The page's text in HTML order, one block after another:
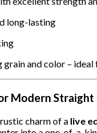
long-lasting
and color –
Modern Straight
charm of a live